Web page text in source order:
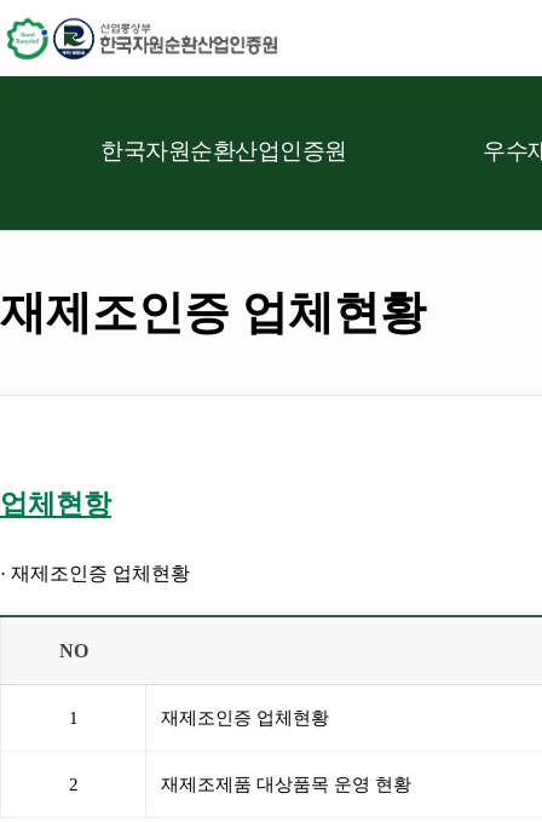
한국자원순환산업인증원 우수
재제조인증 업체현황
업체현항
· 재제조인증 업체현황
NO
1 재제조인증 업체현황
2 재제조제품 대상품목 운영 현황